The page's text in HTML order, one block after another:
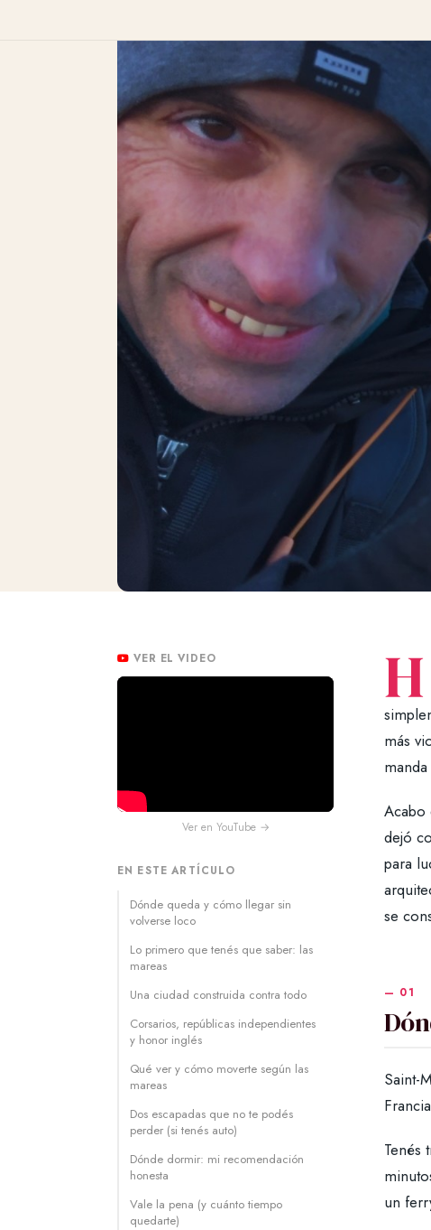
VER EL VIDEO
Ver en YouTube →
EN ESTE ARTÍCULO
Dónde queda y cómo llegar sin
volverse loco
Lo primero que tenés que saber: las
mareas
Una ciudad construida contra todo
Corsarios, repúblicas independientes
y honor inglés
Qué ver y cómo moverte según las
mareas
Dos escapadas que no te podés
perder (si tenés auto)
Dónde dormir: mi recomendación
honesta
Vale la pena (y cuánto tiempo
quedarte)
H
más
Acabo
dejó
para
se
Saint-
Tenés
un